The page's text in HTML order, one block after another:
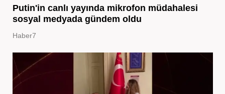
Putin'in canlı yayında mikrofon müdahalesi
sosyal medyada gündem oldu
Haber7